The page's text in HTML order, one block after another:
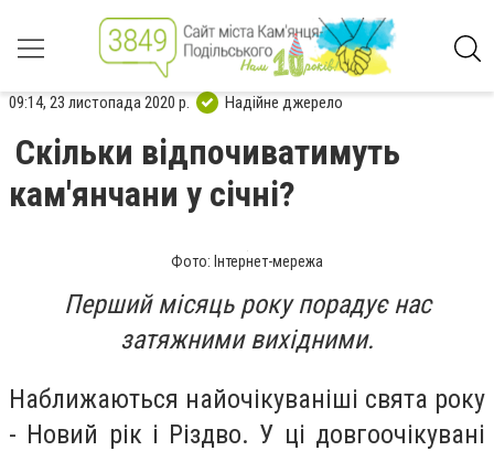
09:14, 23 листопада 2020 р. Надійне джерело
Скільки відпочиватимуть
кам'янчани у січні?
Фото: Інтернет-мережа
Перший місяць року порадує нас
затяжними вихідними.
Наближаються найочікуваніші свята року
- Новий рік і Різдво. У ці довгоочікувані